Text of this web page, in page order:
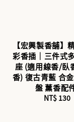
【宏興製香舖】
彩香插｜三件式
座 (適用線香/臥
香) 復古青藍 合
盤 薰香配
NT$ 130